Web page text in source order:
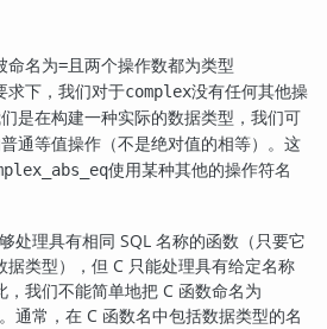
命名为=且两个操作数都为类型
求下，我们对于complex没有任何其他操
是在构建一种实际的数据类型，我们可
通等值操作（不是绝对值的相等）。这
使用某种其他的操作符名
处理具有相同 SQL 名称的函数（只要它
据类型），但 C 只能处理具有给定名称
，我们不能简单地把 C 函数命名为
通常，在 C 函数名中包括数据类型的名